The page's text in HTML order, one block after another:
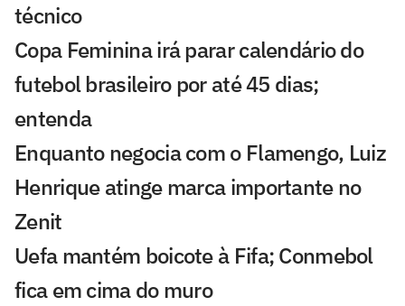
técnico
Copa Feminina irá parar calendário do
futebol brasileiro por até 45 dias;
entenda
Enquanto negocia com o Flamengo, Luiz
Henrique atinge marca importante no
Zenit
Uefa mantém boicote à Fifa; Conmebol
fica em cima do muro